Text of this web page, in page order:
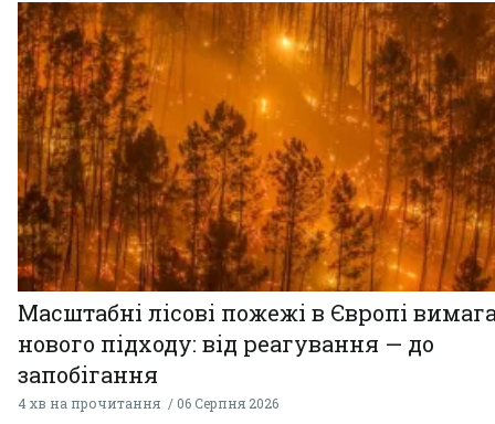
Масштабні лісові пожежі в Європі
нового підходу: від реагування — до
запобігання
4 хв на прочитання 06 Серпня 2026